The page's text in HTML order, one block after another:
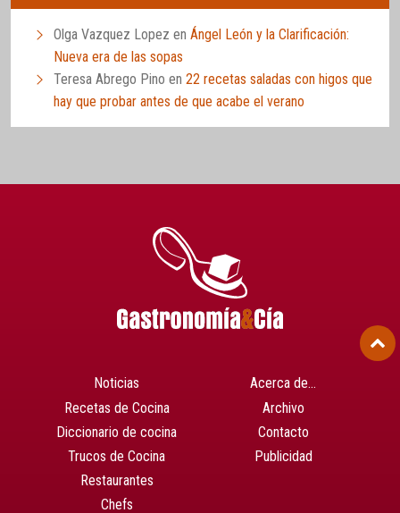
Olga Vazquez Lopez en Ángel León y la Clarificación:
Nueva era de las sopas
Teresa Abrego Pino en 22 recetas saladas con higos que
hay que probar antes de que acabe el verano
Noticias
Recetas de Cocina
Diccionario de cocina
Trucos de Cocina
Restaurantes
Chefs
Acerca de…
Archivo
Contacto
Publicidad